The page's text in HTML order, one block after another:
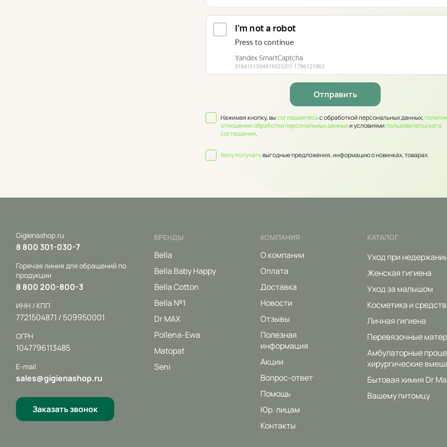
Нажимая кнопку, высоглашаетесьс обработкой персональных данных,
отношении обработки персональных данныхи условиямипользовательского
соглашения.
Хочу получатьвыгодные предложения, информацию о новинках, товарах.
Gigienashop.ru
8 800 301-030-7
Горячая линия для обращений по
продукции
8 800 200-800-3
ИНН / КПП
7721504871 / 509950001
ОГРН
1047796113485
E-mail
sales@gigienashop.ru
Заказать звонок
БРЕНДЫ
Bella
Bella Baby Happy
Bella Cotton
Bella №1
Dr MAX
Pollena-Ewa
Matopat
Seni
КОМПАНИЯ
О компании
Оплата
Доставка
Новости
Отзывы
Полезная
информация
Акции
Вопрос-ответ
Помощь
Юр. лицам
Контакты
КАТАЛОГ
Уход при
Женская гигиена
Уход за малышом
Косметика и
Личная гигиена
Перевязочные
Амбулаторные
хирургические
Бытовая химия Dr
Вашему питомцу